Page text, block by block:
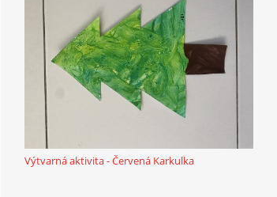
Výtvarná aktivita - Červená Karkulka